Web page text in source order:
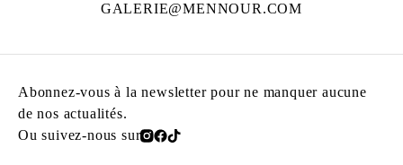
GALERIE@MENNOUR.COM
Abonnez-vous à la newsletter pour ne manquer aucune
de nos actualités.
Ou suivez-nous sur